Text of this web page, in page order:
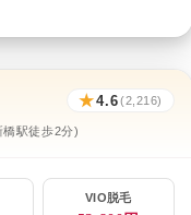
★4.6(2,216)
駅徒歩2分)
VIO脱毛